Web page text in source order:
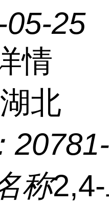
25
情
湖北
称